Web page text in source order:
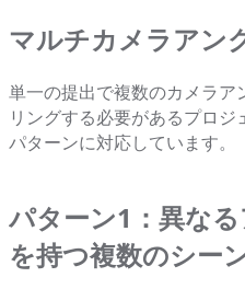
マルチカメラアン
単一の提出で複数のカメラ
リングする必要があるプロ
パターンに対応しています。
パターン1：異な
を持つ複数のシー